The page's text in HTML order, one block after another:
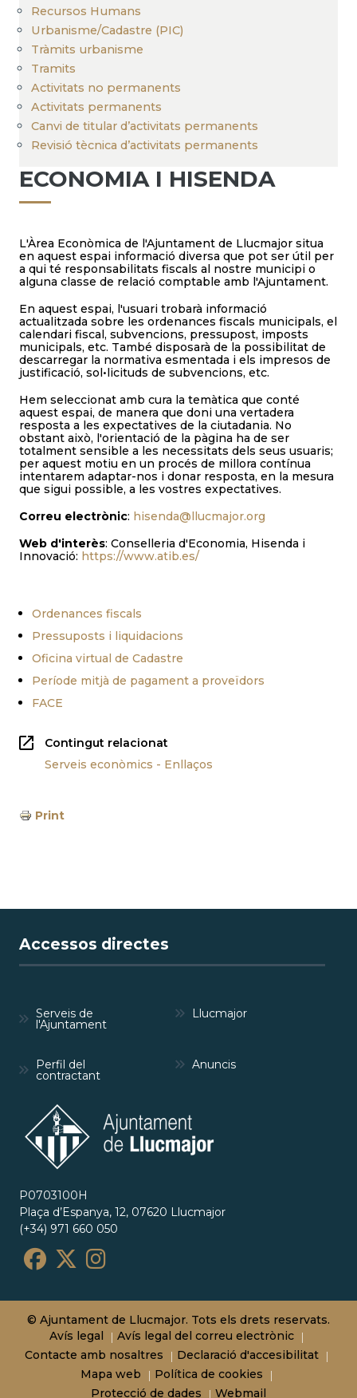
Recursos Humans
Urbanisme/Cadastre (PIC)
Tràmits urbanisme
Tramits
Activitats no permanents
Activitats permanents
Canvi de titular d’activitats permanents
Revisió tècnica d’activitats permanents
ECONOMIA I HISENDA
L'Àrea Econòmica de l'Ajuntament de Llucmajor situa
en aquest espai informació diversa que pot ser útil per
a qui té responsabilitats fiscals al nostre municipi o
alguna classe de relació comptable amb l'Ajuntament.
En aquest espai, l'usuari trobarà informació
actualitzada sobre les ordenances fiscals municipals, el
calendari fiscal, subvencions, pressupost, imposts
municipals, etc. També disposarà de la possibilitat de
descarregar la normativa esmentada i els impresos de
justificació, sol•licituds de subvencions, etc.
Hem seleccionat amb cura la temàtica que conté
aquest espai, de manera que doni una vertadera
resposta a les expectatives de la ciutadania. No
obstant això, l'orientació de la pàgina ha de ser
totalment sensible a les necessitats dels seus usuaris;
per aquest motiu en un procés de millora contínua
intentarem adaptar-nos i donar resposta, en la mesura
que sigui possible, a les vostres expectatives.
Correu electrònic: hisenda@llucmajor.org
Web d'interès: Conselleria d'Economia, Hisenda i
Innovació: https://www.atib.es/
Ordenances fiscals
Pressuposts i liquidacions
Oficina virtual de Cadastre
Període mitjà de pagament a proveïdors
FACE
Contingut relacionat
Serveis econòmics - Enllaços
Print
Accessos directes
Serveis de
l'Ajuntament
Llucmajor
Perfil del
contractant
Anuncis
P0703100H
Plaça d’Espanya, 12, 07620 Llucmajor
(+34) 971 660 050
© Ajuntament de Llucmajor. Tots els drets reservats.
Avís legal
Avís legal del correu electrònic
Contacte amb nosaltres
Declaració d'accesibilitat
Mapa web
Política de cookies
Protecció de dades
Webmail